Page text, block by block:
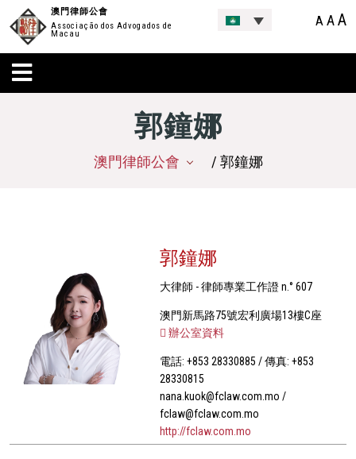
澳門律師公會
Associação dos Advogados de
Macau
A AA
郭鐘娜
澳門律師公會 / 郭鐘娜
郭鐘娜
大律師 - 律師專業工作證 n.° 607
澳門新馬路75號宏利廣場13樓C座
辦公室資料
電話: +853 28330885 / 傳真: +853
28330815
nana.kuok@fclaw.com.mo /
fclaw@fclaw.com.mo
http://fclaw.com.mo